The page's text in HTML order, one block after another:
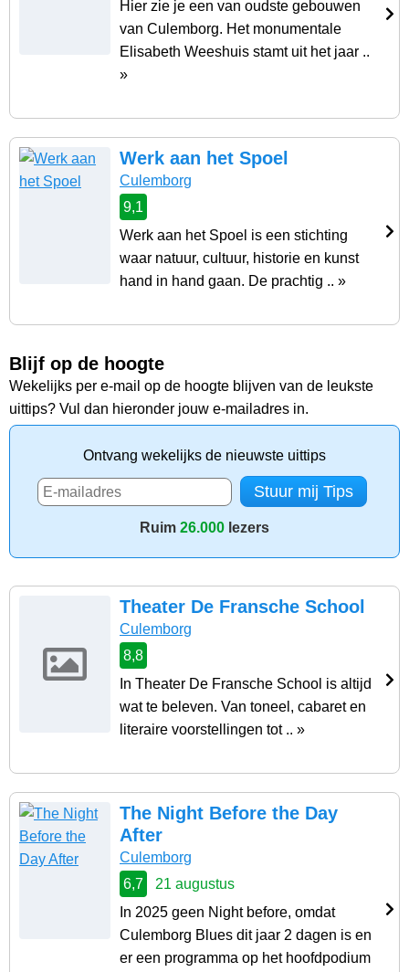
Hier zie je een van oudste gebouwen
van Culemborg. Het monumentale
Elisabeth Weeshuis stamt uit het jaar ..
»
Werk aan het Spoel
Culemborg
9,1
Werk aan het Spoel is een stichting
waar natuur, cultuur, historie en kunst
hand in hand gaan. De prachtig .. »
Blijf op de hoogte
Wekelijks per e-mail op de hoogte blijven van de leukste
uittips? Vul dan hieronder jouw e-mailadres in.
Ontvang wekelijks de nieuwste uittips
Ruim 26.000 lezers
Theater De Fransche School
Culemborg
8,8
In Theater De Fransche School is altijd
wat te beleven. Van toneel, cabaret en
literaire voorstellingen tot .. »
The Night Before the Day
After
Culemborg
6,7
21 augustus
In 2025 geen Night before, omdat
Culemborg Blues dit jaar 2 dagen is en
er een programma op het hoofdpodium